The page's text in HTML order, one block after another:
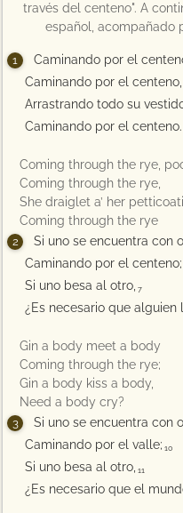
través del centeno". A
español, acompañado
Caminando por el
Caminando por el centeno,
Arrastrando todo su
Caminando por el centeno.
Coming through the rye,
Coming through the rye,
She draiglet a’ her
Coming through the rye
Si uno se encuentra con
Caminando por el centeno;
Si uno besa al otro, 7
¿Es necesario que alguien
Gin a body meet a body
Coming through the rye;
Gin a body kiss a body,
Need a body cry?
Si uno se encuentra con
Caminando por el valle; 10
Si uno besa al otro, 11
¿Es necesario que el